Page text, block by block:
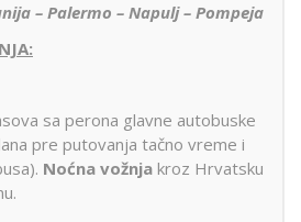
– Palermo – Napulj – Pompeja
sa perona glavne autobuske
pre putovanja tačno vreme i
Noćna vožnja kroz Hrvatsku